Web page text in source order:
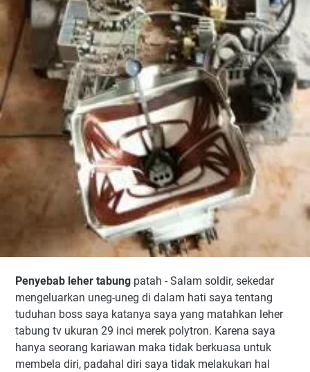
Penyebab leher tabung patah - Salam soldir, sekedar
mengeluarkan uneg-uneg di dalam hati saya tentang
tuduhan boss saya katanya saya yang matahkan leher
tabung tv ukuran 29 inci merek polytron. Karena saya
hanya seorang kariawan maka tidak berkuasa untuk
membela diri, padahal diri saya tidak melakukan hal